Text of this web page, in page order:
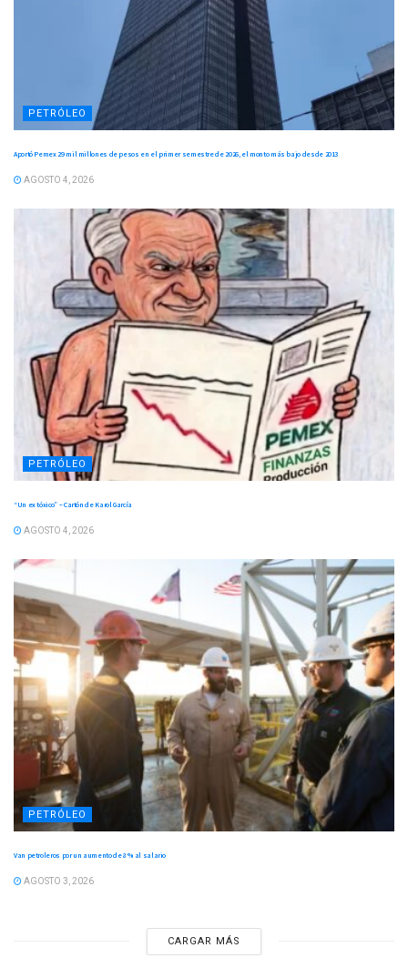
PETRÓLEO
Aportó Pemex 29 mil millones de pesos en el primer semestre de 2026, el monto más bajo desde 2013
AGOSTO 4, 2026
PETRÓLEO
“Un ex tóxico” – Cartón de Karol García
AGOSTO 4, 2026
PETRÓLEO
Van petroleros por un aumento de 8 % al salario
AGOSTO 3, 2026
CARGAR MÁS